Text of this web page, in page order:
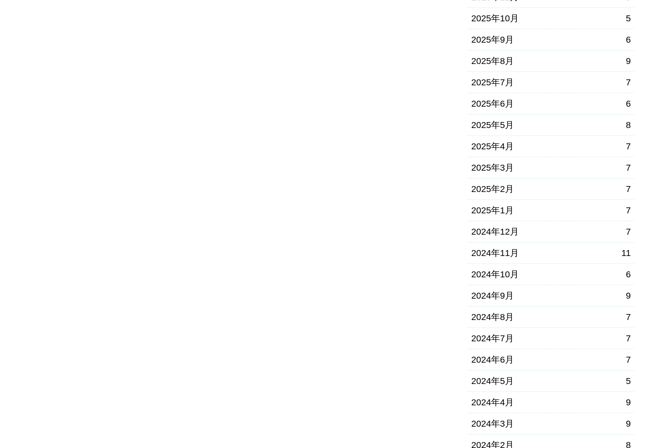
2025年10月 5
2025年9月 6
2025年8月 9
2025年7月 7
2025年6月 6
2025年5月 8
2025年4月 7
2025年3月 7
2025年2月 7
2025年1月 7
2024年12月 7
2024年11月 11
2024年10月 6
2024年9月 9
2024年8月 7
2024年7月 7
2024年6月 7
2024年5月 5
2024年4月 9
2024年3月 9
2024年2月 8